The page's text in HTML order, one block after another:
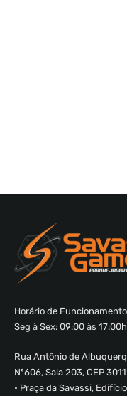
Horário de Funcionamento
Seg à Sex: 09:00 às
Rua Antônio de
Nº606, Sala 203, CEP
• Praça da Savassi,